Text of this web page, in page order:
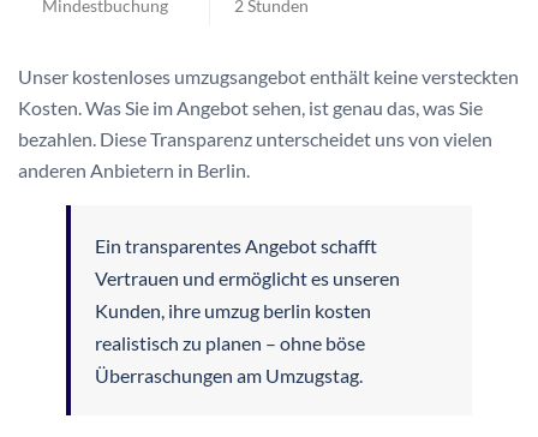
Mindestbuchung 2 Stunden
Unser kostenloses umzugsangebot enthält keine versteckten
Kosten. Was Sie im Angebot sehen, ist genau das, was Sie
bezahlen. Diese Transparenz unterscheidet uns von vielen
anderen Anbietern in Berlin.
Ein transparentes Angebot schafft
Vertrauen und ermöglicht es unseren
Kunden, ihre umzug berlin kosten
realistisch zu planen – ohne böse
Überraschungen am Umzugstag.